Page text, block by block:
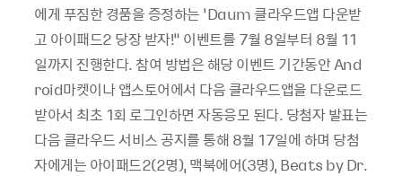
에게 푸짐한 경품을 증정하는 ‘Daum 클라우드앱 다운받
고 아이패드2 당장 받자!” 이벤트를 7월 8일부터 8월 11
일까지 진행한다. 참여 방법은 해당 이벤트 기간동안 And
roid마켓이나 앱스토어에서 다음 클라우드앱을 다운로드
받아서 최초 1회 로그인하면 자동응모 된다. 당첨자 발표는
다음 클라우드 서비스 공지를 통해 8월 17일에 하며 당첨
자에게는 아이패드2(2명), 맥북에어(3명), Beats by Dr.